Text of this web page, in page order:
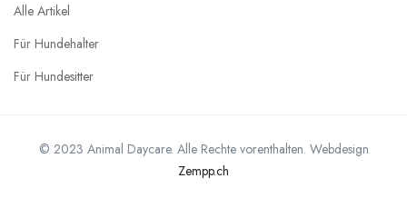
Alle Artikel
Für Hundehalter
Für Hundesitter
© 2023 Animal Daycare. Alle Rechte vorenthalten. Webdesign
Zempp.ch